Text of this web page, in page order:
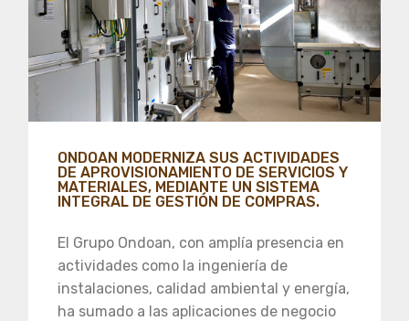
ONDOAN MODERNIZA SUS ACTIVIDADES
DE APROVISIONAMIENTO DE SERVICIOS Y
MATERIALES, MEDIANTE UN SISTEMA
INTEGRAL DE GESTIÓN DE COMPRAS.
El Grupo Ondoan, con amplía presencia en
actividades como la ingeniería de
instalaciones, calidad ambiental y energía,
ha sumado a las aplicaciones de negocio